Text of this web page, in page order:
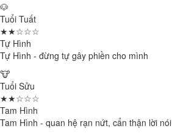
🐶
Tuổi Tuất
★★☆☆☆
Tự Hình
Tự Hình - đừng tự gây phiền cho mình
🐮
Tuổi Sửu
★★☆☆☆
Tam Hình
Tam Hình - quan hệ rạn nứt, cẩn thận lời nói